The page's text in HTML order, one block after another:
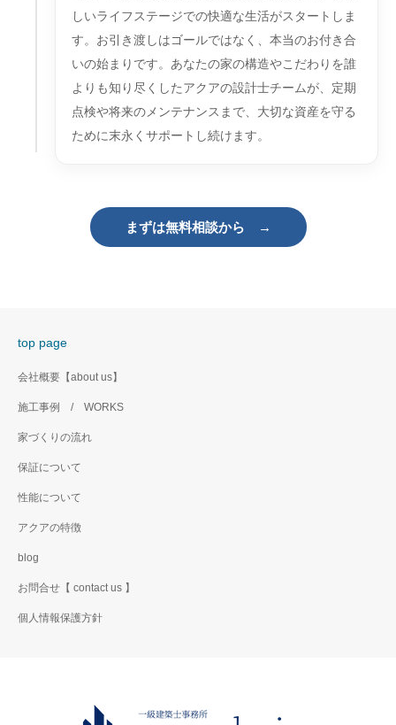
しいライフステージでの快適な生活がスタートしま
す。お引き渡しはゴールではなく、本当のお付き合
いの始まりです。あなたの家の構造やこだわりを誰
よりも知り尽くしたアクアの設計士チームが、定期
点検や将来のメンテナンスまで、大切な資産を守る
ために末永くサポートし続けます。
まずは無料相談から →
top page
会社概要【about us】
施工事例 / WORKS
家づくりの流れ
保証について
性能について
アクアの特徴
blog
お問合せ【 contact us 】
個人情報保護方針